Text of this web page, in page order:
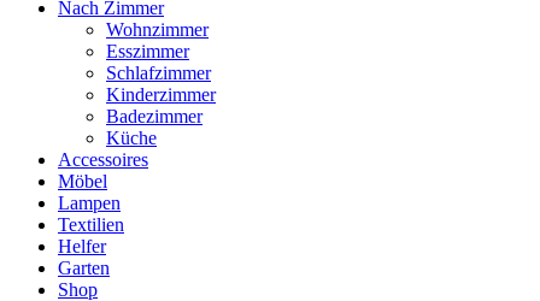
Nach Zimmer
Wohnzimmer
Esszimmer
Schlafzimmer
Kinderzimmer
Badezimmer
Küche
Accessoires
Möbel
Lampen
Textilien
Helfer
Garten
Shop